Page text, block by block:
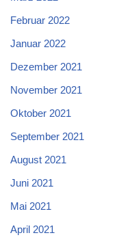
Februar 2022
Januar 2022
Dezember 2021
November 2021
Oktober 2021
September 2021
August 2021
Juni 2021
Mai 2021
April 2021